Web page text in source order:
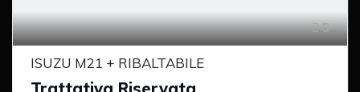
5
ISUZU M21 + RIBALTABILE